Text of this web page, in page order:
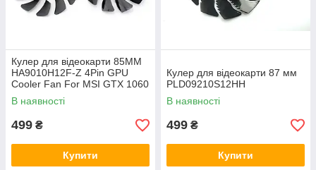
Кулер для відеокарти 85MM
HA9010H12F-Z 4Pin GPU
Cooler Fan For MSI GTX 1060
OC 6G GTX 960 P106-100
В наявності
499 ₴
Купити
Кулер для відеокарти 87 мм
PLD09210S12HH
В наявності
499 ₴
Купити